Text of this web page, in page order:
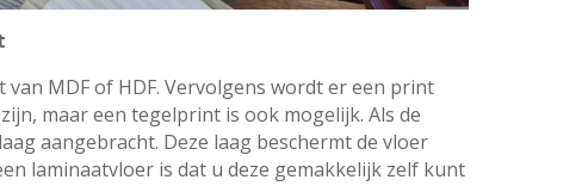
MDF of HDF. Vervolgens wordt er een print
maar een tegelprint is ook mogelijk. Als de
aangebracht. Deze laag beschermt de vloer
laminaatvloer is dat u deze gemakkelijk zelf kunt